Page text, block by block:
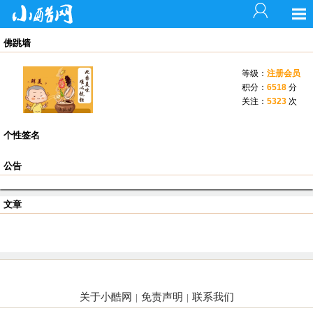
佛跳墙
等级： 注册会员
积分： 6518 分
关注： 5323 次
个性签名
公告
文章
关于小酷网 免责声明 联系我们